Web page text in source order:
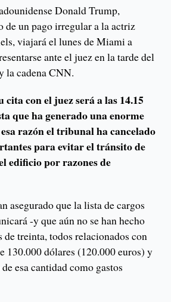
Donald Trump,
de un pago irregular a la actriz
viajará el lunes de Miami a
ante el juez en la tarde del
la cadena CNN.
cita con el juez será a las 14.15
que ha generado una enorme
razón el tribunal ha cancelado
para evitar el tránsito de
edificio por razones de
asegurado que la lista de cargos
-y que aún no se han hecho
de treinta, todos relacionados con
130.000 dólares (120.000 euros) y
esa cantidad como gastos